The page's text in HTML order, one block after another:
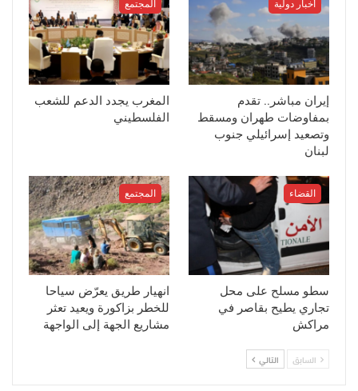
أخبار دولية
إيران مباشر.. تقدم
بمفاوضات طهران ومسقط
وتصعيد إسرائيلي جنوب
لبنان
المجتمع
المغرب يجدد الدعم للشعب
الفلسطيني
القضاء
سطو مسلح على محل
تجاري يطيح بقاصر في
مراكش
المجتمع
انهيار طريق يعرّض سياحا
للخطر بزاكورة ويعيد تعثر
مشاريع الجهة إلى الواجهة
السابق التالي